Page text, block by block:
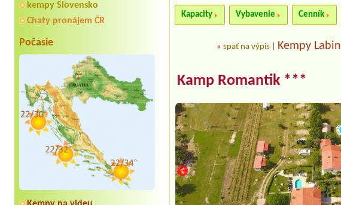
kempy Slovensko
Chaty pronájem ČR
Počasie
Kapacity Vybavenie Cenník
«späť na výpis Kempy Labin
Kamp Romantik ***